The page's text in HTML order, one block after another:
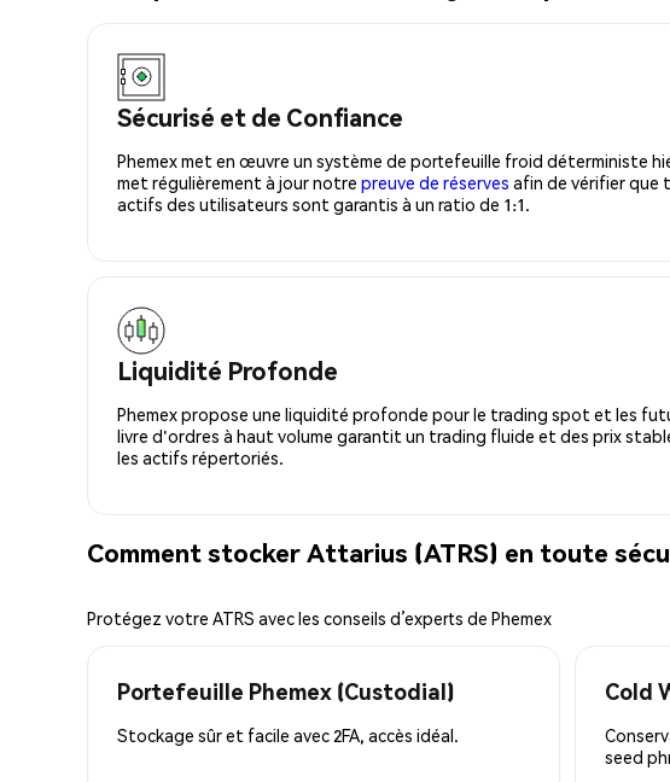
Sécurisé et de Confiance
Phemex met en œuvre un système de portefeuille froid déterministe
met régulièrement à jour notre preuve de réserves afin de vérifier que
actifs des utilisateurs sont garantis à un ratio de 1:1.
Liquidité Profonde
Phemex propose une liquidité profonde pour le trading spot et les
livre d'ordres à haut volume garantit un trading fluide et des prix
les actifs répertoriés.
Comment stocker Attarius (ATRS) en toute
Protégez votre ATRS avec les conseils d’experts de Phemex
Portefeuille Phemex (Custodial)
Stockage sûr et facile avec 2FA, accès idéal.
Cold
seed